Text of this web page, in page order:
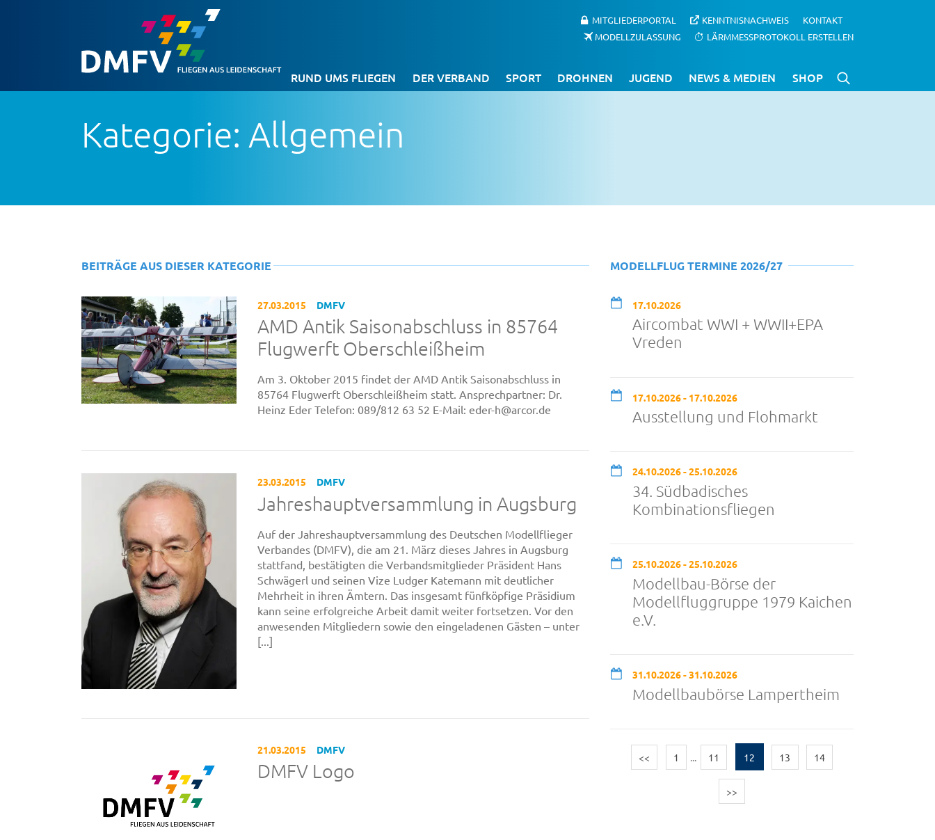
MITGLIEDERPORTAL KENNTNISNACHWEIS
KONTAKT
MODELLZULASSUNG
LÄRMMESSPROTOKOLL ERSTELLEN
RUND UMS FLIEGEN DER VERBAND SPORT DROHNEN JUGEND NEWS & MEDIEN SHOP
Kategorie: Allgemein
BEITRÄGE AUS DIESER KATEGORIE
27.03.2015 DMFV
AMD Antik Saisonabschluss in 85764
Flugwerft Oberschleißheim
Am 3. Oktober 2015 findet der AMD Antik Saisonabschluss in
85764 Flugwerft Oberschleißheim statt. Ansprechpartner: Dr.
Heinz Eder Telefon: 089/812 63 52 E-Mail: eder-h@arcor.de
23.03.2015 DMFV
Jahreshauptversammlung in Augsburg
Auf der Jahreshauptversammlung des Deutschen Modellflieger
Verbandes (DMFV), die am 21. März dieses Jahres in Augsburg
stattfand, bestätigten die Verbandsmitglieder Präsident Hans
Schwägerl und seinen Vize Ludger Katemann mit deutlicher
Mehrheit in ihren Ämtern. Das insgesamt fünfköpfige Präsidium
kann seine erfolgreiche Arbeit damit weiter fortsetzen. Vor den
anwesenden Mitgliedern sowie den eingeladenen Gästen – unter
[...]
21.03.2015 DMFV
DMFV Logo
MODELLFLUG TERMINE 2026/27
17.10.2026
Aircombat WWI + WWII+EPA
Vreden
17.10.2026 - 17.10.2026
Ausstellung und Flohmarkt
24.10.2026 - 25.10.2026
34. Südbadisches
Kombinationsfliegen
25.10.2026 - 25.10.2026
Modellbau-Börse der
Modellfluggruppe 1979 Kaichen
e.V.
31.10.2026 - 31.10.2026
Modellbaubörse Lampertheim
<< 1 ... 11 12 13 14
>>